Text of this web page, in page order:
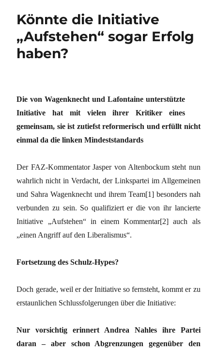
Könnte die Initiative
„Aufstehen“ sogar Erfolg
haben?
Die von Wagenknecht und Lafontaine unterstützte
Initiative hat mit vielen ihrer Kritiker eines
gemeinsam, sie ist zutiefst reformerisch und erfüllt nicht
einmal da die linken Mindeststandards
Der FAZ-Kommentator Jasper von Altenbockum steht nun
wahrlich nicht in Verdacht, der Linkspartei im Allgemeinen
und Sahra Wagenknecht und ihrem Team[1] besonders nah
verbunden zu sein. So qualifiziert er die von ihr lancierte
Initiative „Aufstehen“ in einem Kommentar[2] auch als
„einen Angriff auf den Liberalismus“.
Fortsetzung des Schulz-Hypes?
Doch gerade, weil er der Initiative so fernsteht, kommt er zu
erstaunlichen Schlussfolgerungen über die Initiative:
Nur vorsichtig erinnert Andrea Nahles ihre Partei
daran – aber schon Abgrenzungen gegenüber den